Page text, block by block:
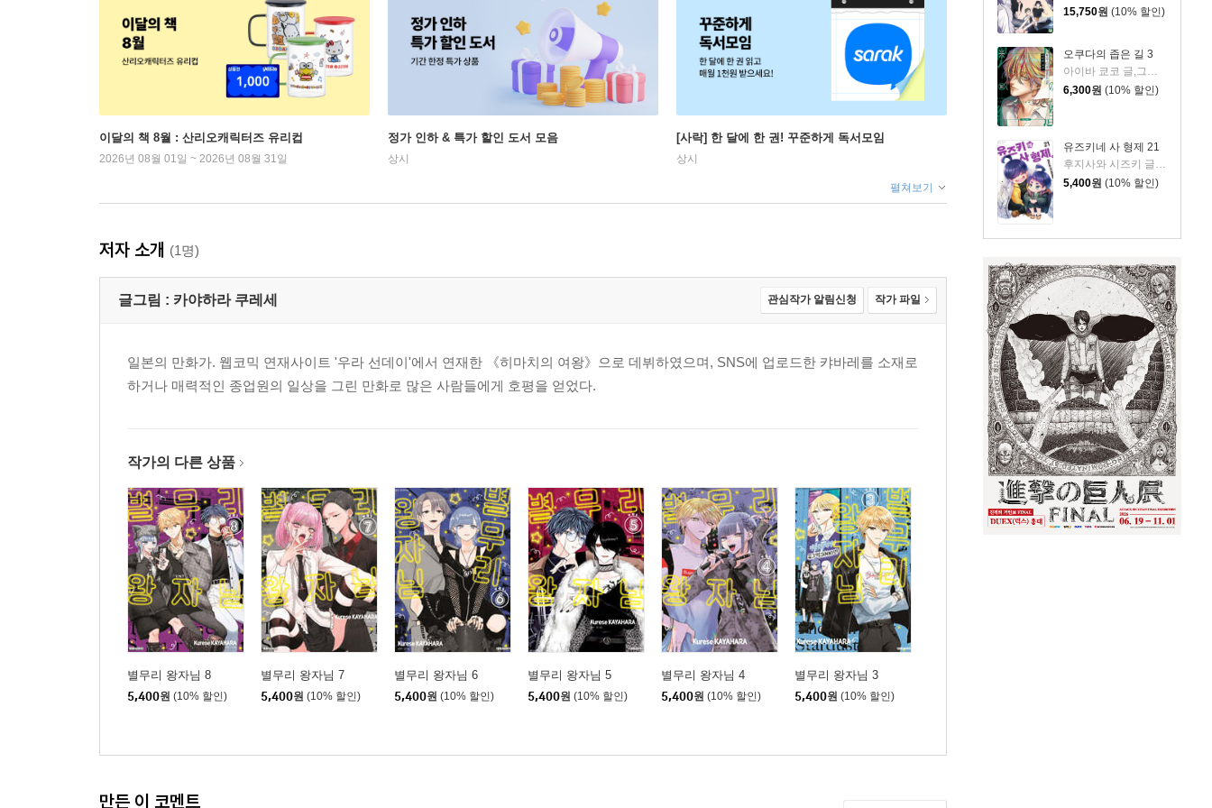
15,750원 (10% 할인)
오쿠다의 좁은 길 3
6,300원 (10% 할인)
유즈키네 사 형제 21
후지사와 시즈키 글,그림
5,400원 (10% 할인)
이달의 책 8월 : 산리오캐릭터즈 유리컵
2026년 08월 01일 ~ 2026년 08월 31일
정가 인하 & 특가 할인 도서 모음
상시
[사락] 한 달에 한 권! 꾸준하게 독서모임
상시
펼쳐보기
저자 소개 (1명)
글그림 : 카야하라 쿠레세 관심작가 알림신청 작가 파일
일본의 만화가. 웹코믹 연재사이트 '우라 선데이'에서 연재한 《히마치의 여왕》으로 데뷔하였으며, SNS에 업로드한 캬바레를 소재로
하거나 매력적인 종업원의 일상을 그린 만화로 많은 사람들에게 호평을 얻었다.
작가의 다른 상품
별무리 왕자님 8
5,400원 (10% 할인)
별무리 왕자님 7
5,400원 (10% 할인)
별무리 왕자님 6
5,400원 (10% 할인)
별무리 왕자님 5
5,400원 (10% 할인)
별무리 왕자님 4
5,400원 (10% 할인)
별무리 왕자님 3
5,400원 (10% 할인)
만든 이 코멘트